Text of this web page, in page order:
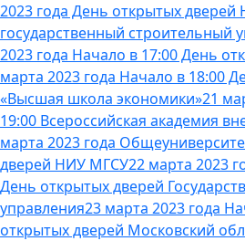
2023 года День открытых
государственный строительный
2023 года Начало в 17:00 День
марта 2023 года Начало в 18:00
«Высшая школа экономики»21
19:00 Всероссийская академия
марта 2023 года
дверей НИУ МГСУ22 марта 2023
День открытых дверей
управления23 марта 2023 года
открытых дверей Московский